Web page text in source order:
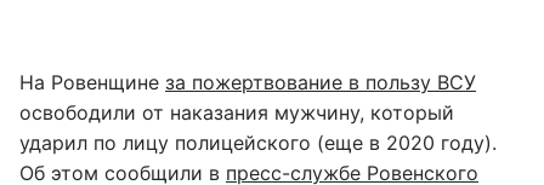
На Ровенщине за пожертвование в пользу ВСУ
освободили от наказания мужчину, который
ударил по лицу полицейского (еще в 2020 году).
Об этом сообщили в пресс-службе Ровенского